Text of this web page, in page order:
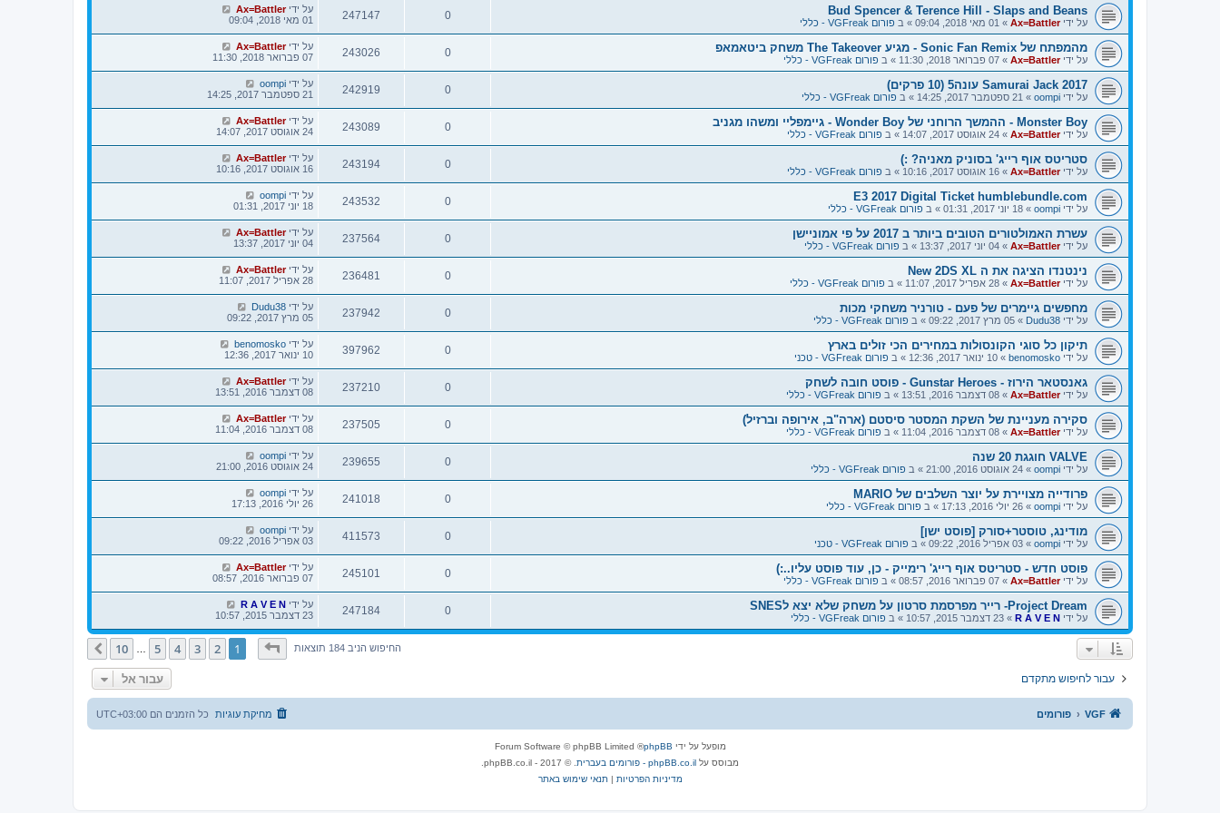
Bud Spencer & Terence Hill - Slaps and Beans
על ידיAx=Battler
» 01 מאי 2018, 09:04 » ב פורום VGFreak - כללי
0
247147 על ידיAx=Battler
01 מאי 2018, 09:04
מהמפתח של Sonic Fan Remix - מגיע The Takeover משחק ביטאמאפ
על ידיAx=Battler
» 07 פברואר 2018, 11:30 » ב פורום VGFreak - כללי
0
243026 על ידיAx=Battler
07 פברואר 2018, 11:30
Samurai Jack 2017 עונה5 (10 פרקים)
על ידי oompi
» 21 ספטמבר 2017, 14:25 » ב פורום VGFreak - כללי
0
242919 על ידי oompi
21 ספטמבר 2017, 14:25
Monster Boy - ההמשך הרוחני של Wonder Boy - גיימפליי ומשהו מגניב
על ידיAx=Battler
» 24 אוגוסט 2017, 14:07 » ב פורום VGFreak - כללי
0
243089 על ידיAx=Battler
24 אוגוסט 2017, 14:07
סטריטס אוף רייג' בסוניק מאניה? :)
על ידיAx=Battler
» 16 אוגוסט 2017, 10:16 » ב פורום VGFreak - כללי
0
243194 על ידיAx=Battler
16 אוגוסט 2017, 10:16
E3 2017 Digital Ticket humblebundle.com
על ידי oompi
» 18 יוני 2017, 01:31 » ב פורום VGFreak - כללי
0
243532 על ידי oompi
18 יוני 2017, 01:31
עשרת האמולטורים הטובים ביותר ב 2017 על פי אמוניישן
על ידיAx=Battler
» 04 יוני 2017, 13:37 » ב פורום VGFreak - כללי
0
237564 על ידיAx=Battler
04 יוני 2017, 13:37
נינטנדו הציגה את ה New 2DS XL
על ידיAx=Battler
» 28 אפריל 2017, 11:07 » ב פורום VGFreak - כללי
0
236481 על ידיAx=Battler
28 אפריל 2017, 11:07
מחפשים גיימרים של פעם - טורניר משחקי מכות
על ידי Dudu38
» 05 מרץ 2017, 09:22 » ב פורום VGFreak - כללי
0
237942 על ידי Dudu38
05 מרץ 2017, 09:22
תיקון כל סוגי הקונסולות במחירים הכי זולים בארץ
על ידי benomosko
» 10 ינואר 2017, 12:36 » ב פורום VGFreak - טכני
0
397962 על ידי benomosko
10 ינואר 2017, 12:36
גאנסטאר הירוז - Gunstar Heroes - פוסט חובה לשחק
על ידיAx=Battler
» 08 דצמבר 2016, 13:51 » ב פורום VGFreak - כללי
0
237210 על ידיAx=Battler
08 דצמבר 2016, 13:51
סקירה מעניינת של השקת המסטר סיסטם (ארה"ב, אירופה וברזיל)
על ידיAx=Battler
» 08 דצמבר 2016, 11:04 » ב פורום VGFreak - כללי
0
237505 על ידיAx=Battler
08 דצמבר 2016, 11:04
VALVE חוגגת 20 שנה
על ידי oompi
» 24 אוגוסט 2016, 21:00 » ב פורום VGFreak - כללי
0
239655 על ידי oompi
24 אוגוסט 2016, 21:00
פרודייה מצויירת על יוצר השלבים של MARIO
על ידי oompi
» 26 יולי 2016, 17:13 » ב פורום VGFreak - כללי
0
241018 על ידי oompi
26 יולי 2016, 17:13
מודינג, טוסטר+סורק [פוסט ישן]
על ידי oompi
» 03 אפריל 2016, 09:22 » ב פורום VGFreak - טכני
0
411573 על ידי oompi
03 אפריל 2016, 09:22
פוסט חדש - סטריטס אוף רייג' רימייק - כן, עוד פוסט עליו..:)
על ידיAx=Battler
» 07 פברואר 2016, 08:57 » ב פורום VGFreak - כללי
0
245101 על ידיAx=Battler
07 פברואר 2016, 08:57
Project Dream- רייר מפרסמת סרטון על משחק שלא יצא לSNES
על ידי R A V E N
» 23 דצמבר 2015, 10:57 » ב פורום VGFreak - כללי
0
247184 על ידי R A V E N
23 דצמבר 2015, 10:57
החיפוש הניב 184 תוצאות דף1מתוך10
1
2
3
4
5
10 הבא
עבור לחיפוש מתקדם עבור אל
VGF פורומים כל הזמנים הם UTC+03:00 מחיקת עוגיות
מופעל על ידי phpBB
® Forum Software © phpBB Limited
מבוסס על phpBB.co.il - פורומים בעברית
. © 2017 - phpBB.co.il.
מדיניות הפרטיות |תנאי שימוש באתר